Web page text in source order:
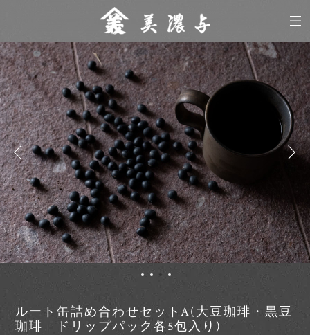
ルート缶詰め合わせセットA(大豆珈琲・黒豆
珈琲 ドリップパック各5包入り)